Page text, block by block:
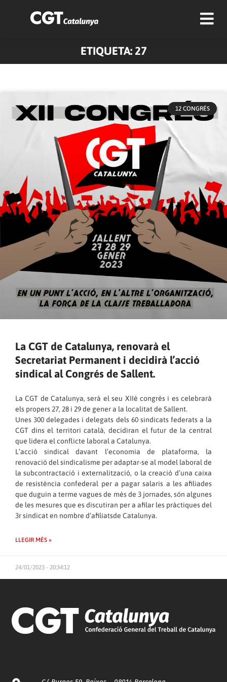
ETIQUETA: 27
12 CONGRÉS
La CGT de Catalunya, renovarà el
Secretariat Permanent i decidirà l’acció
sindical al Congrés de Sallent.
La CGT de Catalunya, serà el seu XIIè congrés i es celebrarà
els propers 27, 28 i 29 de gener a la localitat de Sallent.
Unes 300 delegades i delegats dels 60 sindicats federats a la
CGT dins el territori català, decidiran el futur de la central
que lidera el conflicte laboral a Catalunya.
L’acció sindical davant l’economia de plataforma, la
renovació del sindicalisme per adaptar-se al model laboral de
la subcontractació i externalització, o la creació d’una caixa
de resistència confederal per a pagar salaris a les afiliades
que duguin a terme vagues de més de 3 jornades, són algunes
de les mesures que es discutiran per a afilar les pràctiques del
3r sindicat en nombre d’afiliatsde Catalunya.
LLEGIR MÉS »
24/01/2023 - 20:34:12